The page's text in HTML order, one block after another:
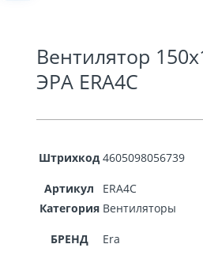
Вентилятор
ЭРА ERA4C
Штрихкод 4605098056739
Артикул
ERA4C
Категория Вентиляторы
БРЕНД Era